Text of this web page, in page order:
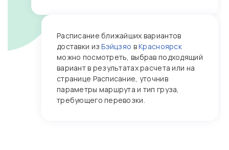
Расписание ближайших вариантов
доставки изБэйцзяо вКрасноярск
можно посмотреть, выбрав подходящий
вариант в результатах расчета или на
странице Расписание, уточнив
параметры маршрута и тип груза,
требующего перевозки.